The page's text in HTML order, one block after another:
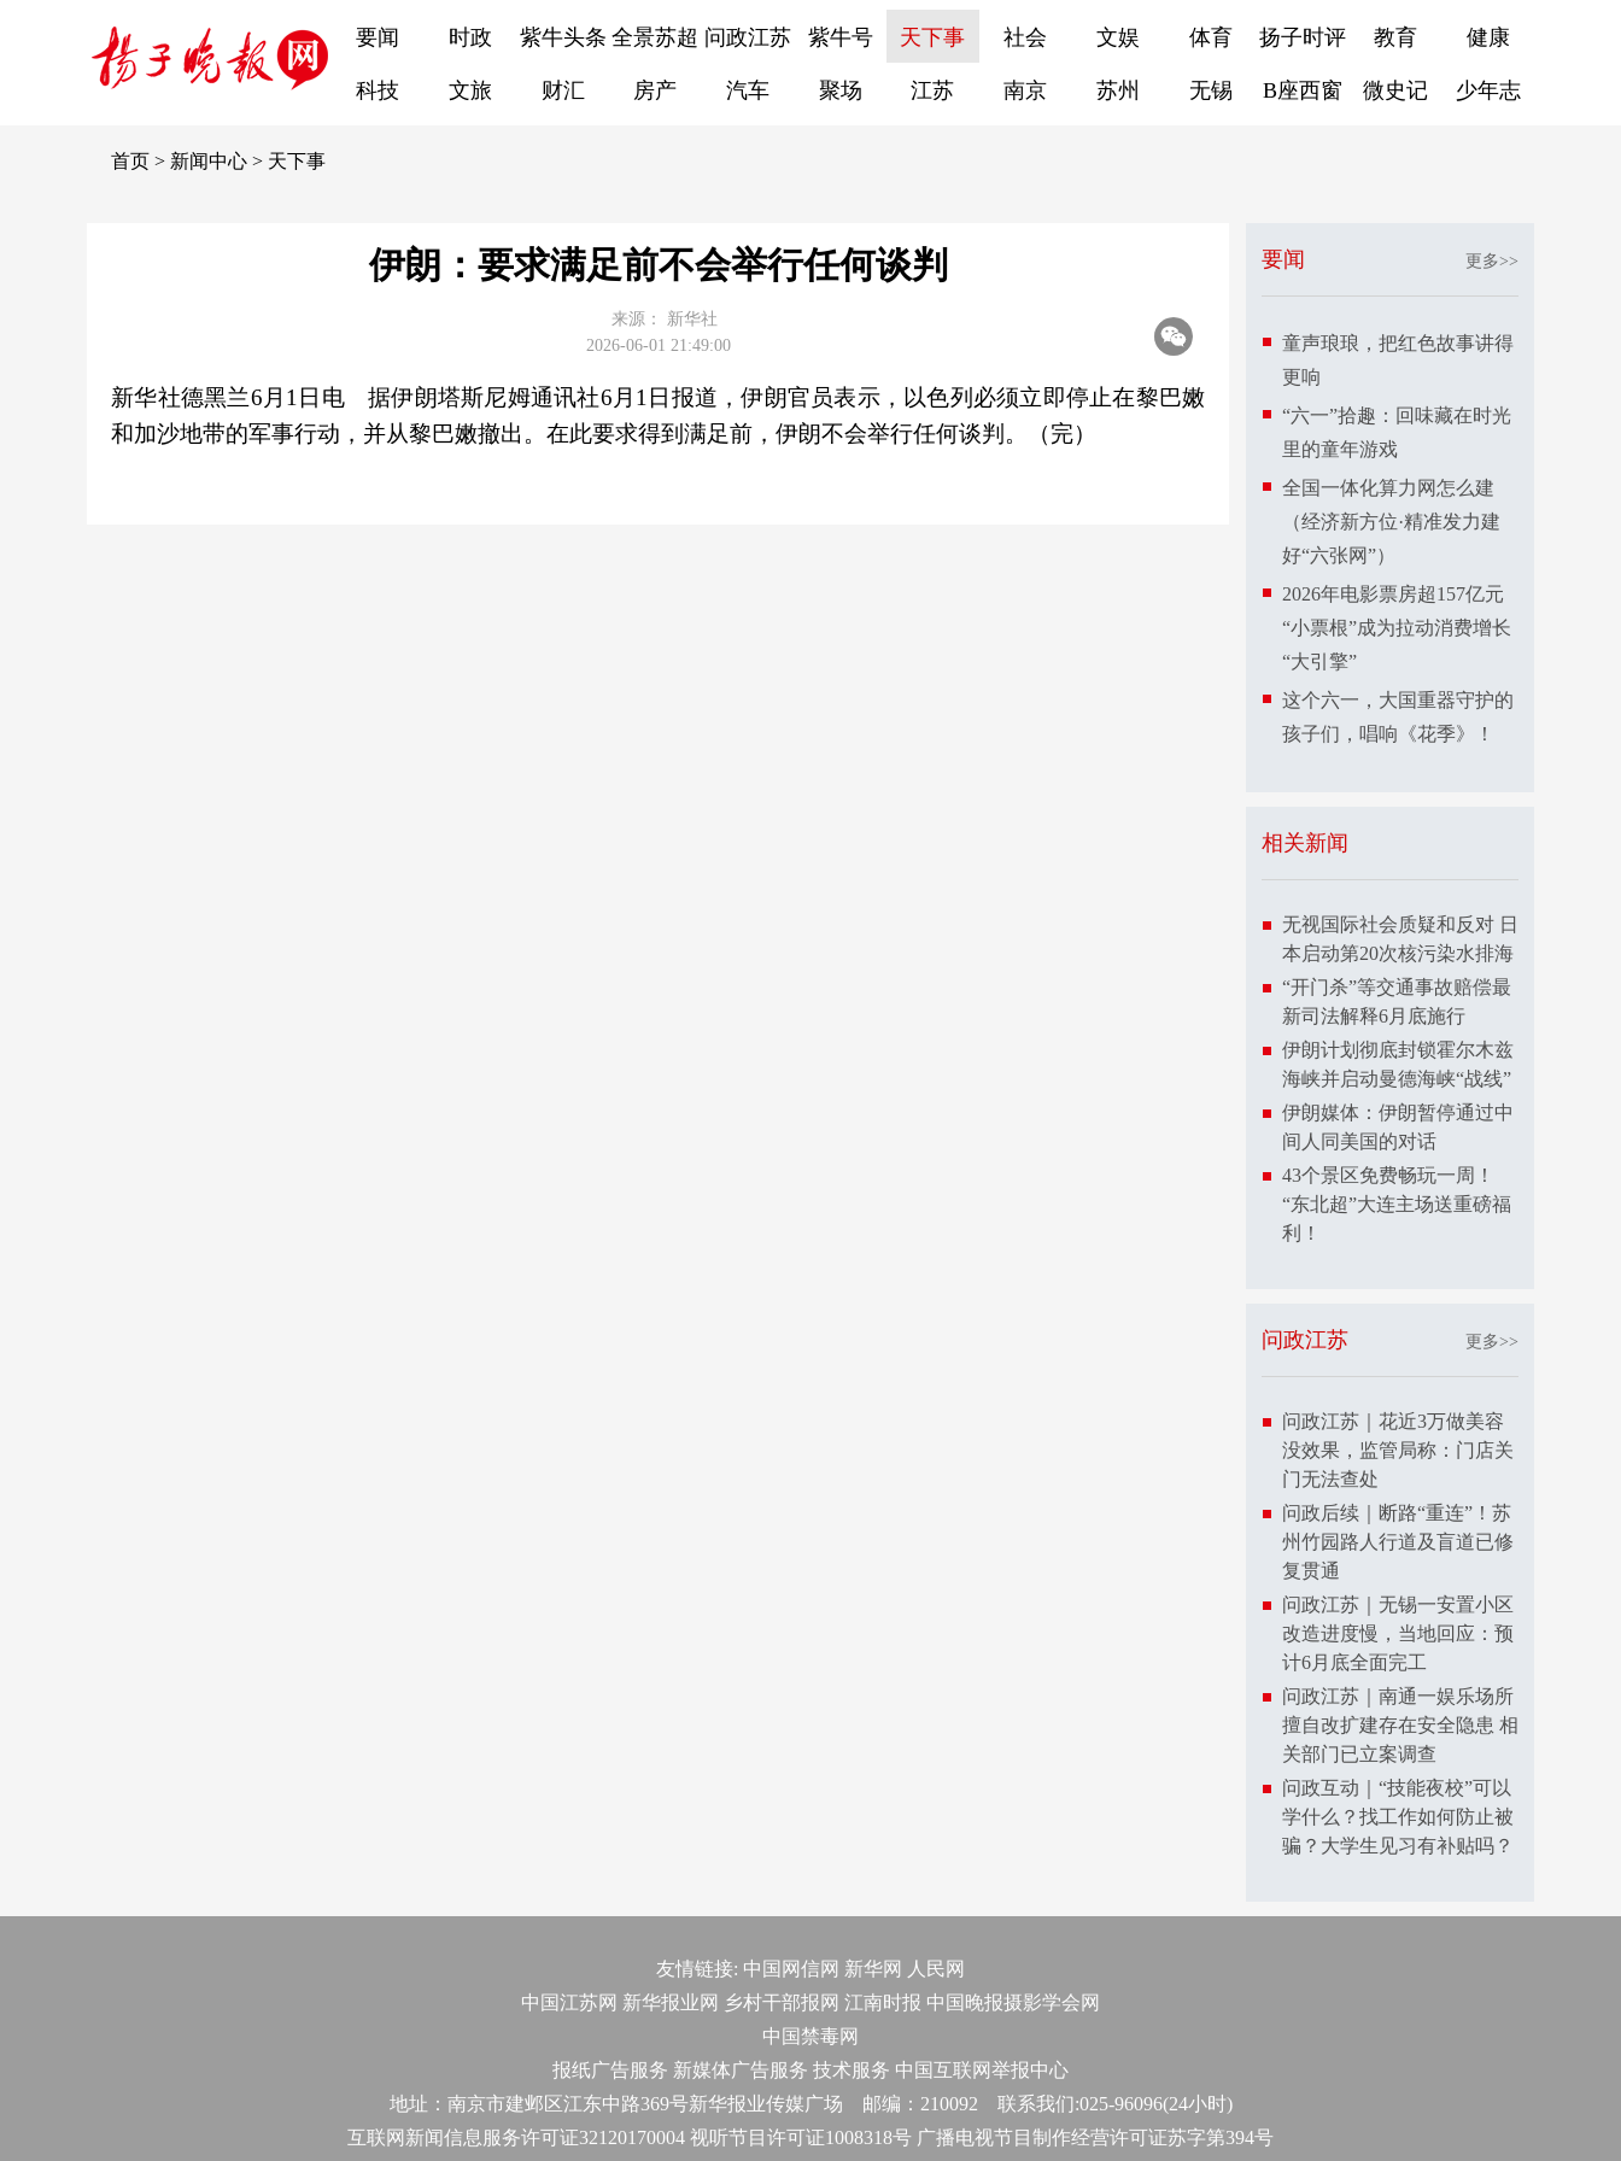
要闻 时政 紫牛头条 全景苏超 问政江苏 紫牛号 天下事 社会 文娱 体育 扬子时评 教育 健康
科技 文旅 财汇 房产 汽车 聚场 江苏 南京 苏州 无锡 B座西窗 微史记 少年志
首页 > 新闻中心 > 天下事
伊朗：要求满足前不会举行任何谈判
来源：
新华社
2026-06-01 21:49:00
新华社德黑兰6月1日电 据伊朗塔斯尼姆通讯社6月1日报道，伊朗官员表示，以色列必须立即停止在黎巴嫩
和加沙地带的军事行动，并从黎巴嫩撤出。在此要求得到满足前，伊朗不会举行任何谈判。（完）
要闻 更多>>
童声琅琅，把红色故事讲得
更响
“六一”拾趣：回味藏在时光
里的童年游戏
全国一体化算力网怎么建
（经济新方位·精准发力建
好“六张网”）
2026年电影票房超157亿元
“小票根”成为拉动消费增长
“大引擎”
这个六一，大国重器守护的
孩子们，唱响《花季》！
相关新闻
无视国际社会质疑和反对 日
本启动第20次核污染水排海
“开门杀”等交通事故赔偿最
新司法解释6月底施行
伊朗计划彻底封锁霍尔木兹
海峡并启动曼德海峡“战线”
伊朗媒体：伊朗暂停通过中
间人同美国的对话
43个景区免费畅玩一周！
“东北超”大连主场送重磅福
利！
问政江苏 更多>>
问政江苏｜花近3万做美容
没效果，监管局称：门店关
门无法查处
问政后续｜断路“重连”！苏
州竹园路人行道及盲道已修
复贯通
问政江苏｜无锡一安置小区
改造进度慢，当地回应：预
计6月底全面完工
问政江苏｜南通一娱乐场所
擅自改扩建存在安全隐患 相
关部门已立案调查
问政互动｜“技能夜校”可以
学什么？找工作如何防止被
骗？大学生见习有补贴吗？
友情链接: 中国网信网 新华网
人民网
中国江苏网 新华报业网 乡村干部报网 江南时报 中国晚报摄影学会网
中国禁毒网
报纸广告服务 新媒体广告服务 技术服务 中国互联网举报中心
地址：南京市建邺区江东中路369号新华报业传媒广场 邮编：210092 联系我们:025-96096(24小时)
互联网新闻信息服务许可证32120170004 视听节目许可证1008318号 广播电视节目制作经营许可证苏字第394号